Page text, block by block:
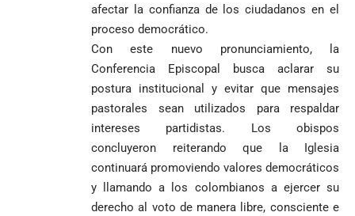
afectar la confianza de los ciudadanos en el
proceso democrático.
Con este nuevo pronunciamiento, la
Conferencia Episcopal busca aclarar su
postura institucional y evitar que mensajes
pastorales sean utilizados para respaldar
intereses partidistas. Los obispos
concluyeron reiterando que la Iglesia
continuará promoviendo valores democráticos
y llamando a los colombianos a ejercer su
derecho al voto de manera libre, consciente e